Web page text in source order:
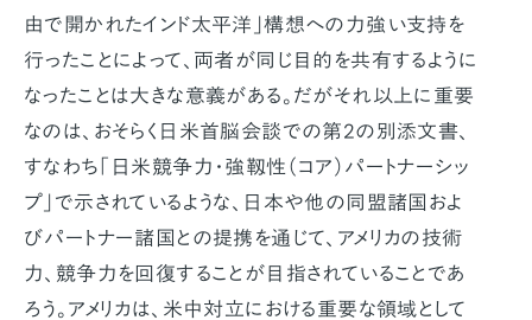
由で開かれたインド太平洋」構想への力強い支持を
行ったことによって、両者が同じ目的を共有するように
なったことは大きな意義がある。だがそれ以上に重要
なのは、おそらく日米首脳会談での第2の別添文書、
すなわち「日米競争力・強靱性（コア）パートナーシッ
プ」で示されているような、日本や他の同盟諸国およ
びパートナー諸国との提携を通じて、アメリカの技術
力、競争力を回復することが目指されていることであ
ろう。アメリカは、米中対立における重要な領域として